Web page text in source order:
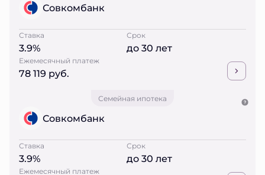
Совкомбанк
Ставка
3.9%
Срок
до 30 лет
Ежемесячный платеж
78 119 руб.
Семейная ипотека
Совкомбанк
Ставка
3.9%
Срок
до 30 лет
Ежемесячный платеж